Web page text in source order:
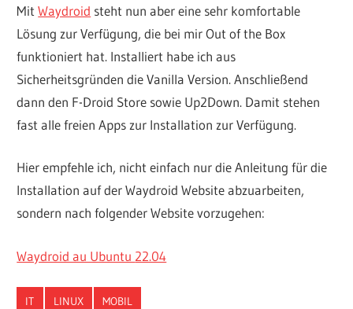
MitWaydroid steht nun aber eine sehr komfortable
Lösung zur Verfügung, die bei mir Out of the Box
funktioniert hat. Installiert habe ich aus
Sicherheitsgründen die Vanilla Version. Anschließend
dann den F-Droid Store sowie Up2Down. Damit stehen
fast alle freien Apps zur Installation zur Verfügung.
Hier empfehle ich, nicht einfach nur die Anleitung für die
Installation auf der Waydroid Website abzuarbeiten,
sondern nach folgender Website vorzugehen:
Waydroid au Ubuntu 22.04
IT LINUX MOBIL